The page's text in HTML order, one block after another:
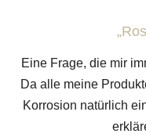
Eine Frage, die mir
Da alle meine
Korrosion natürlich